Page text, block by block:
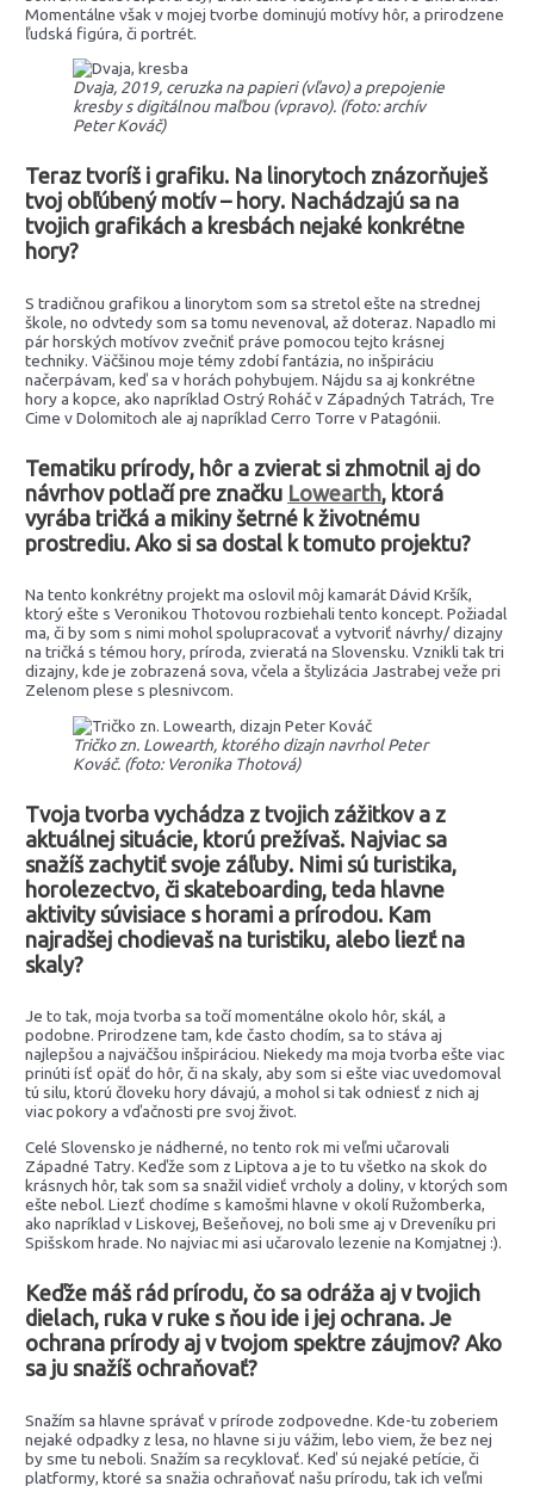
Momentálne však v mojej tvorbe dominujú motívy hôr, a prirodzene
ľudská figúra, či portrét.
Dvaja, 2019, ceruzka na papieri (vľavo) a prepojenie
kresby s digitálnou maľbou (vpravo). (foto: archív
Peter Kováč)
Teraz tvoríš i grafiku. Na linorytoch znázorňuješ
tvoj obľúbený motív – hory. Nachádzajú sa na
tvojich grafikách a kresbách nejaké konkrétne
hory?
S tradičnou grafikou a linorytom som sa stretol ešte na strednej
škole, no odvtedy som sa tomu nevenoval, až doteraz. Napadlo mi
pár horských motívov zvečniť práve pomocou tejto krásnej
techniky. Väčšinou moje témy zdobí fantázia, no inšpiráciu
načerpávam, keď sa v horách pohybujem. Nájdu sa aj konkrétne
hory a kopce, ako napríklad Ostrý Roháč v Západných Tatrách, Tre
Cime v Dolomitoch ale aj napríklad Cerro Torre v Patagónii.
Tematiku prírody, hôr a zvierat si zhmotnil aj do
návrhov potlačí pre značku Lowearth, ktorá
vyrába tričká a mikiny šetrné k životnému
prostrediu. Ako si sa dostal k tomuto projektu?
Na tento konkrétny projekt ma oslovil môj kamarát Dávid Kršík,
ktorý ešte s Veronikou Thotovou rozbiehali tento koncept. Požiadal
ma, či by som s nimi mohol spolupracovať a vytvoriť návrhy/ dizajny
na tričká s témou hory, príroda, zvieratá na Slovensku. Vznikli tak tri
dizajny, kde je zobrazená sova, včela a štylizácia Jastrabej veže pri
Zelenom plese s plesnivcom.
Tričko zn. Lowearth, ktorého dizajn navrhol Peter
Kováč. (foto: Veronika Thotová)
Tvoja tvorba vychádza z tvojich zážitkov a z
aktuálnej situácie, ktorú prežívaš. Najviac sa
snažíš zachytiť svoje záľuby. Nimi sú turistika,
horolezectvo, či skateboarding, teda hlavne
aktivity súvisiace s horami a prírodou. Kam
najradšej chodievaš na turistiku, alebo liezť na
skaly?
Je to tak, moja tvorba sa točí momentálne okolo hôr, skál, a
podobne. Prirodzene tam, kde často chodím, sa to stáva aj
najlepšou a najväčšou inšpiráciou. Niekedy ma moja tvorba ešte viac
prinúti ísť opäť do hôr, či na skaly, aby som si ešte viac uvedomoval
tú silu, ktorú človeku hory dávajú, a mohol si tak odniesť z nich aj
viac pokory a vďačnosti pre svoj život.
Celé Slovensko je nádherné, no tento rok mi veľmi učarovali
Západné Tatry. Keďže som z Liptova a je to tu všetko na skok do
krásnych hôr, tak som sa snažil vidieť vrcholy a doliny, v ktorých som
ešte nebol. Liezť chodíme s kamošmi hlavne v okolí Ružomberka,
ako napríklad v Liskovej, Bešeňovej, no boli sme aj v Dreveníku pri
Spišskom hrade. No najviac mi asi učarovalo lezenie na Komjatnej :).
Keďže máš rád prírodu, čo sa odráža aj v tvojich
dielach, ruka v ruke s ňou ide i jej ochrana. Je
ochrana prírody aj v tvojom spektre záujmov? Ako
sa ju snažíš ochraňovať?
Snažím sa hlavne správať v prírode zodpovedne. Kde-tu zoberiem
nejaké odpadky z lesa, no hlavne si ju vážim, lebo viem, že bez nej
by sme tu neboli. Snažím sa recyklovať. Keď sú nejaké petície, či
platformy, ktoré sa snažia ochraňovať našu prírodu, tak ich veľmi